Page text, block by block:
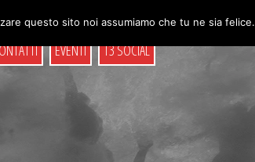
EVENTI T3 SOCIAL
questo sito noi assumiamo che tu ne sia felice.